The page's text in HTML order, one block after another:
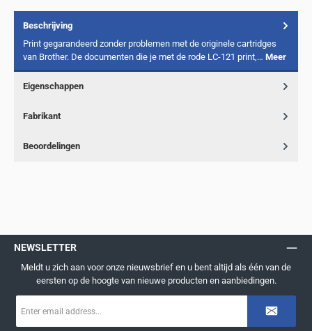
Beschrijving
Print gegarandeerd zonder problemen met de originele cartridges
van Brother. De documenten die je met de rode LC-121 print,… Meer
Eigenschappen
Fabrikant
Beoordelingen
NEWSLETTER
Meldt u zich aan voor onze nieuwsbrief en u bent altijd als één van de
eersten op de hoogte van nieuwe producten en aanbiedingen.
mailadres